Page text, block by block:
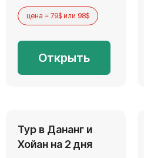
цена = 79$ или 98$
Открыть
Тур в Дананг и
Хойан на 2 дня